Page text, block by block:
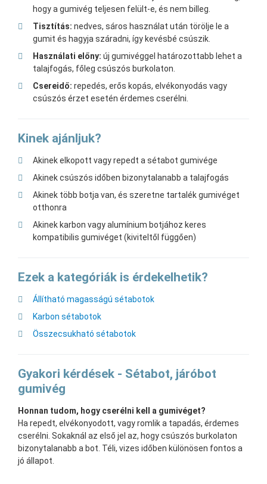
hogy a gumivég teljesen felült-e, és nem billeg.
Tisztítás: nedves, sáros használat után törölje le a
gumit és hagyja száradni, így kevésbé csúszik.
Használati előny: új gumivéggel határozottabb lehet a
talajfogás, főleg csúszós burkolaton.
Csereidő: repedés, erős kopás, elvékonyodás vagy
csúszós érzet esetén érdemes cserélni.
Kinek ajánljuk?
Akinek elkopott vagy repedt a sétabot gumivége
Akinek csúszós időben bizonytalanabb a talajfogás
Akinek több botja van, és szeretne tartalék gumivéget
otthonra
Akinek karbon vagy alumínium botjához keres
kompatibilis gumivéget (kiviteltől függően)
Ezek a kategóriák is érdekelhetik?
Állítható magasságú sétabotok
Karbon sétabotok
Összecsukható sétabotok
Gyakori kérdések - Sétabot, járóbot
gumivég
Honnan tudom, hogy cserélni kell a gumivéget?
Ha repedt, elvékonyodott, vagy romlik a tapadás, érdemes
cserélni. Sokaknál az első jel az, hogy csúszós burkolaton
bizonytalanabb a bot. Téli, vizes időben különösen fontos a
jó állapot.